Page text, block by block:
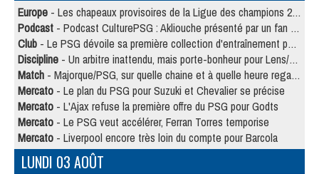
Europe - Les chapeaux provisoires de la Ligue des champions 2026/27
Podcast - Podcast CulturePSG : Akliouche présenté par un fan de Monaco
Club - Le PSG dévoile sa première collection d'entraînement pour 2026/2027
Discipline - Un arbitre inattendu, mais porte-bonheur pour Lens/PSG
Match - Majorque/PSG, sur quelle chaine et à quelle heure regarder le match ?
Mercato - Le plan du PSG pour Suzuki et Chevalier se précise
Mercato - L'Ajax refuse la première offre du PSG pour Godts
Mercato - Le PSG veut accélérer, Ferran Torres temporise
Mercato - Liverpool encore très loin du compte pour Barcola
LUNDI 03 AOÛT